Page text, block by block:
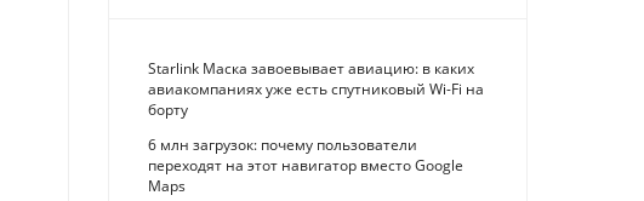
Starlink Маска завоевывает авиацию: в каких
авиакомпаниях уже есть спутниковый Wi-Fi на
борту
6 млн загрузок: почему пользователи
переходят на этот навигатор вместо Google
Maps